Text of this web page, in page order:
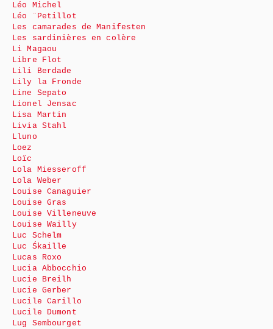
Léo Michel
Léo ¨Petillot
Les camarades de Manifesten
Les sardinières en colère
Li Magaou
Libre Flot
Lili Berdade
Lily la Fronde
Line Sepato
Lionel Jensac
Lisa Martin
Livia Stahl
Lluno
Loez
Loïc
Lola Miesseroff
Lola Weber
Louise Canaguier
Louise Gras
Louise Villeneuve
Louise Wailly
Luc Schelm
Luc Śkaille
Lucas Roxo
Lucia Abbocchio
Lucie Breilh
Lucie Gerber
Lucile Carillo
Lucile Dumont
Lug Sembourget